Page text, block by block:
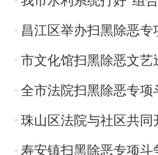
寿安镇扫黑除恶专项斗